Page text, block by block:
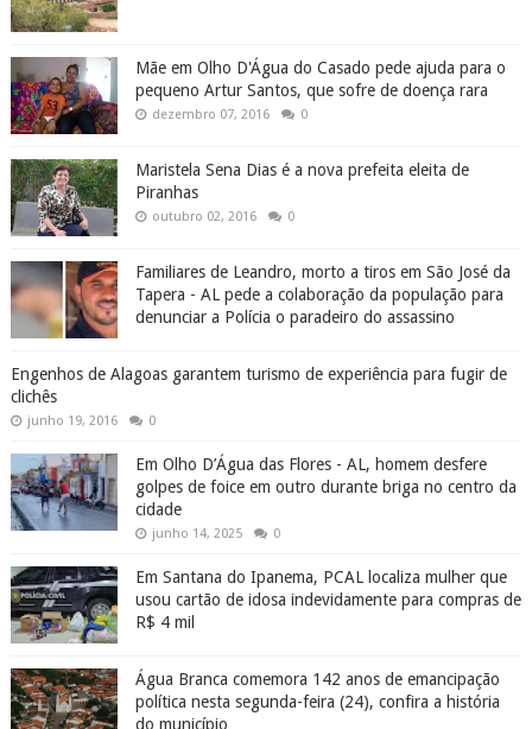
Mãe em Olho D'Água do Casado pede ajuda para o
pequeno Artur Santos, que sofre de doença rara
dezembro 07, 2016 0
Maristela Sena Dias é a nova prefeita eleita de
Piranhas
outubro 02, 2016 0
Familiares de Leandro, morto a tiros em São José da
Tapera - AL pede a colaboração da população para
denunciar a Polícia o paradeiro do assassino
Engenhos de Alagoas garantem turismo de experiência para fugir de
clichês
junho 19, 2016 0
Em Olho D’Água das Flores - AL, homem desfere
golpes de foice em outro durante briga no centro da
cidade
junho 14, 2025 0
Em Santana do Ipanema, PCAL localiza mulher que
usou cartão de idosa indevidamente para compras de
R$ 4 mil
Água Branca comemora 142 anos de emancipação
política nesta segunda-feira (24), confira a história
do município